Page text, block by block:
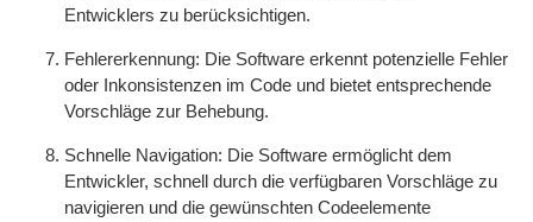
Entwicklers zu berücksichtigen.
Fehlererkennung: Die Software erkennt potenzielle Fehler
oder Inkonsistenzen im Code und bietet entsprechende
Vorschläge zur Behebung.
Schnelle Navigation: Die Software ermöglicht dem
Entwickler, schnell durch die verfügbaren Vorschläge zu
navigieren und die gewünschten Codeelemente